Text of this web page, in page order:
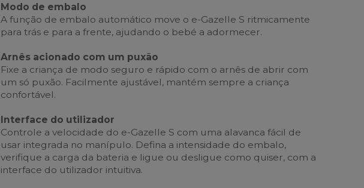
Modo de embalo
A função de embalo automático move o e-Gazelle S ritmicamente
para trás e para a frente, ajudando o bebé a adormecer.
Arnês acionado com um puxão
Fixe a criança de modo seguro e rápido com o arnês de abrir com
um só puxão. Facilmente ajustável, mantém sempre a criança
confortável.
Interface do utilizador
Controle a velocidade do e-Gazelle S com uma alavanca fácil de
usar integrada no manípulo. Defina a intensidade do embalo,
verifique a carga da bateria e ligue ou desligue como quiser, com a
interface do utilizador intuitiva.